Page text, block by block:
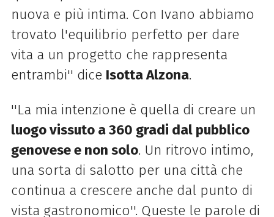
nuova e più intima. Con Ivano abbiamo
trovato l'equilibrio perfetto per dare
vita a un progetto che rappresenta
entrambi'' dice Isotta Alzona.
''La mia intenzione è quella di creare un
luogo vissuto a 360 gradi dal pubblico
genovese e non solo. Un ritrovo intimo,
una sorta di salotto per una città che
continua a crescere anche dal punto di
vista gastronomico''. Queste le parole di